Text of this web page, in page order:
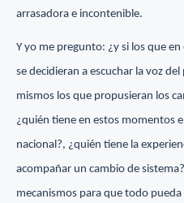
arrasadora e incontenible.
Y yo me pregunto: ¿y si los que
se decidieran a escuchar la voz
mismos los que propusieran los
¿quién tiene en estos momentos
nacional?, ¿quién tiene la
acompañar un cambio de
mecanismos para que todo pueda